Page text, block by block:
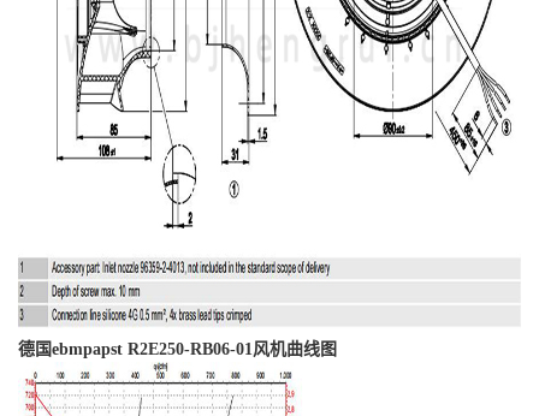
德国ebmpapst R2E250-RB06-01风机曲线图